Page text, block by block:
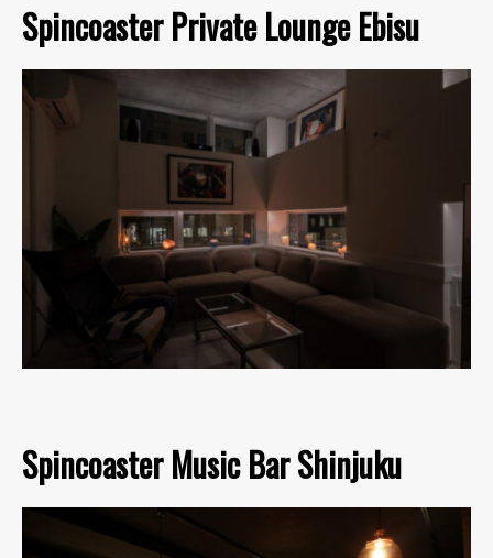
Spincoaster Private Lounge Ebisu
Spincoaster Music Bar Shinjuku